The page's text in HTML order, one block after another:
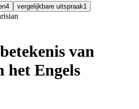
4 vergelijkbare uitspraak1
van
Engels